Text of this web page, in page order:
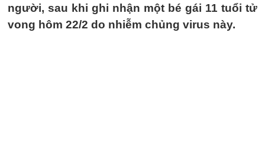
người, sau khi ghi nhận một bé gái 11 tuổi tử
vong hôm 22/2 do nhiễm chủng virus này.